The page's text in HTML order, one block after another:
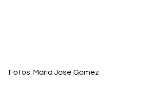
Fotos: María José Gómez